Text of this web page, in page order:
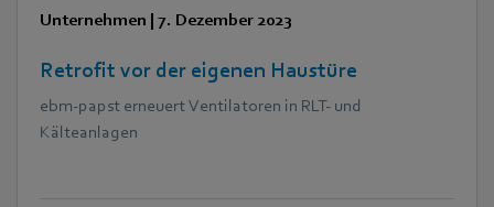
Unternehmen | 7. Dezember 2023
Retrofit vor der eigenen Haustüre
ebm‑papst erneuert Ventilatoren in RLT- und
Kälteanlagen